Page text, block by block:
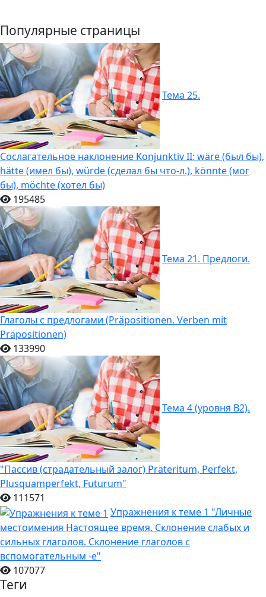
Популярные страницы
Тема 25.
Сослагательное наклонение Konjunktiv II: wäre (был бы),
hätte (имел бы), würde (сделал бы что-л.), könnte (мог
бы), möchte (хотел бы)
195485
Тема 21. Предлоги.
Глаголы с предлогами (Präpositionen. Verben mit
Präpositionen)
133990
Тема 4 (уровня B2).
"Пассив (страдательный залог) Präteritum, Perfekt,
Plusquamperfekt, Futurum"
111571
Упражнения к теме 1 "Личные
местоимения Настоящее время. Склонение слабых и
сильных глаголов. Склонение глаголов с
вспомогательным -е"
107077
Теги